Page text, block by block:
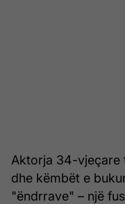
Aktorja 34-vjeçare
dhe këmbët e
"ëndrrave" – një